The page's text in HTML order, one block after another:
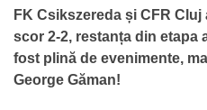
FK Csikszereda și CFR
scor 2-2, restanța din etapa
fost plină de evenimente,
George Găman!